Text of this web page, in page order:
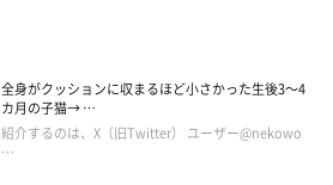
全身がクッションに収まるほど小さかった生後3～4
カ月の子猫→ …
紹介するのは、X（旧Twitter） ユーザー@nekowo
…